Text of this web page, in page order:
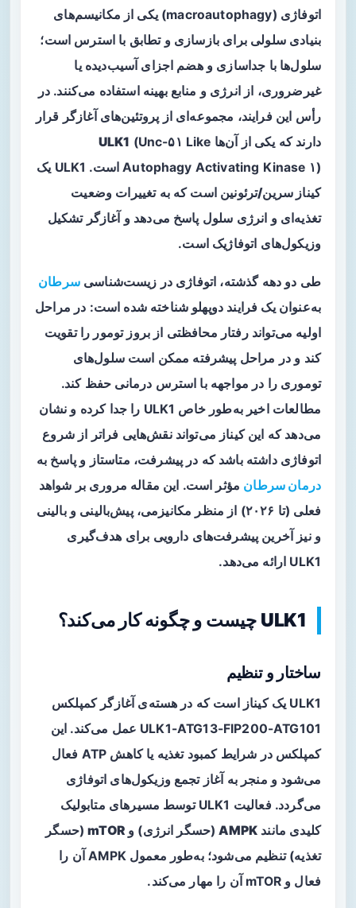
اتوفاژی (macroautophagy) یکی از مکانیسم‌های
بنیادی سلولی برای بازسازی و تطابق با استرس است؛
سلول‌ها با جداسازی و هضم اجزای آسیب‌دیده یا
غیرضروری، از انرژی و منابع بهینه استفاده می‌کنند. در
رأس این فرایند، مجموعه‌ای از پروتئین‌های آغازگر قرار
دارند که یکی از آن‌ها
ULK1 (Unc-۵۱ Like
Autophagy Activating Kinase ۱) است. ULK1 یک
کیناز سرین/ترئونین است که به تغییرات وضعیت
تغذیه‌ای و انرژی سلول پاسخ می‌دهد و آغازگر تشکیل
وزیکول‌های اتوفاژیک است.
طی دو دهه گذشته، اتوفاژی در زیست‌شناسیسرطان
به‌عنوان یک فرایند دوپهلو شناخته شده است: در مراحل
اولیه می‌تواند رفتار محافظتی از بروز تومور را تقویت
کند و در مراحل پیشرفته ممکن است سلول‌های
توموری را در مواجهه با استرس درمانی حفظ کند.
مطالعات اخیر به‌طور خاص ULK1 را جدا کرده و نشان
می‌دهد که این کیناز می‌تواند نقش‌هایی فراتر از شروع
اتوفاژی داشته باشد که در پیشرفت، متاستاز و پاسخ به
درمان سرطان مؤثر است. این مقاله مروری بر شواهد
فعلی (تا ۲۰۲۶) از منظر مکانیزمی، پیش‌بالینی و بالینی
و نیز آخرین پیشرفت‌های دارویی برای هدف‌گیری
ULK1 ارائه می‌دهد.
ULK1 چیست و چگونه کار می‌کند؟
ساختار و تنظیم
ULK1 یک کیناز است که در هسته‌ی آغازگر کمپلکس
ULK1-ATG13-FIP200-ATG101 عمل می‌کند. این
کمپلکس در شرایط کمبود تغذیه یا کاهش ATP فعال
می‌شود و منجر به آغاز تجمع وزیکول‌های اتوفاژی
می‌گردد. فعالیت ULK1 توسط مسیرهای متابولیک
کلیدی مانند AMPK(حسگر انرژی) وmTOR(حسگر
تغذیه) تنظیم می‌شود؛ به‌طور معمول AMPK آن را
فعال و mTOR آن را مهار می‌کند.